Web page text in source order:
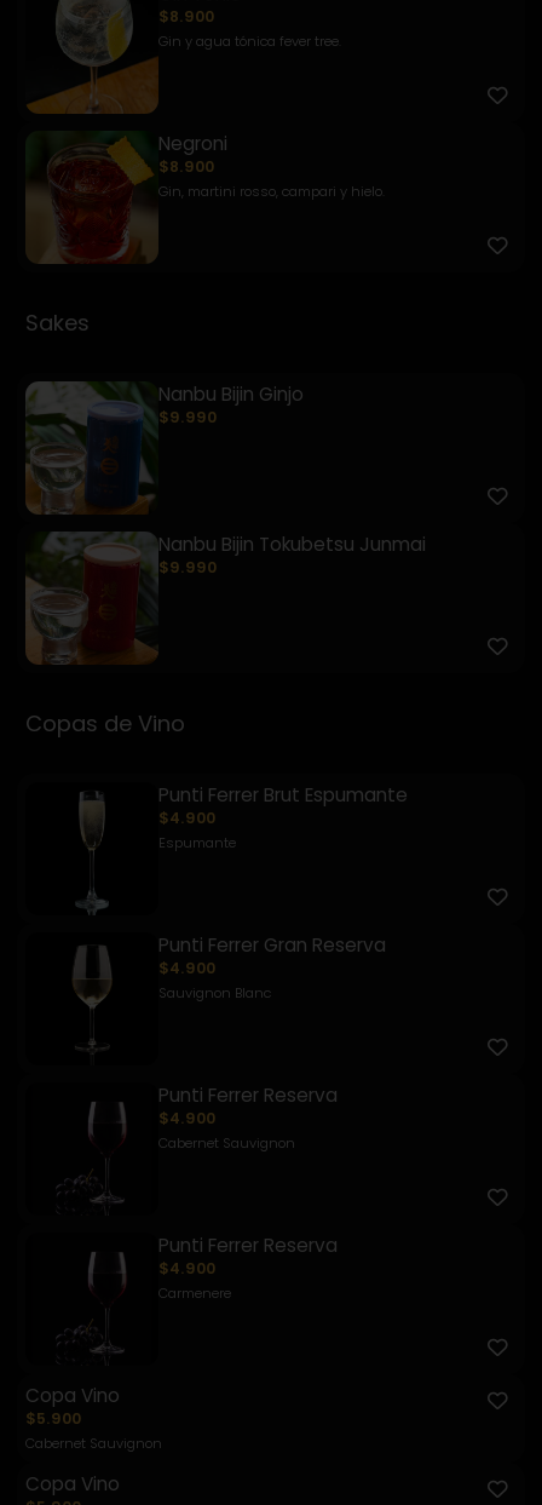
$8.900
Gin y agua tónica fever tree.
Negroni
$8.900
Gin, martini rosso, campari y hielo.
Sakes
Nanbu Bijin Ginjo
$9.990
Nanbu Bijin Tokubetsu Junmai
$9.990
Copas de Vino
Punti Ferrer Brut Espumante
$4.900
Espumante
Punti Ferrer Gran Reserva
$4.900
Sauvignon Blanc
Punti Ferrer Reserva
$4.900
Cabernet Sauvignon
Punti Ferrer Reserva
$4.900
Carmenere
Copa Vino
$5.900
Cabernet Sauvignon
Copa Vino